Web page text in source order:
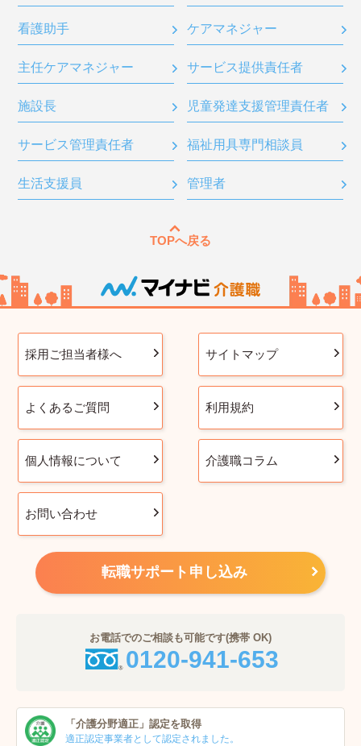
看護助手 ケアマネジャー
主任ケアマネジャー サービス提供責任者
施設長 児童発達支援管理責任者
サービス管理責任者 福祉用具専門相談員
生活支援員 管理者
TOPへ戻る
採用ご担当者様へ サイトマップ
よくあるご質問 利用規約
個人情報について 介護職コラム
お問い合わせ
転職サポート申し込み
お電話でのご相談も可能です(携帯 OK)
0120-941-653
「介護分野適正」 認定を取得
適正認定事業者として認定されました。